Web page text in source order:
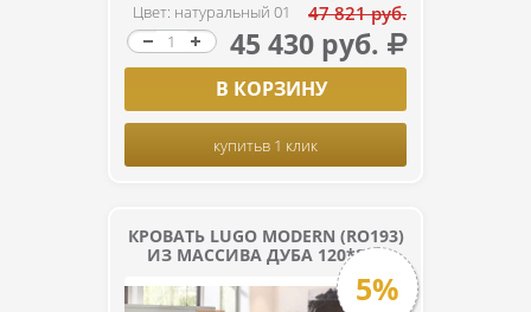
Цвет: натуральный 01 47 821 руб.
45 430 руб.
В КОРЗИНУ
купитьв 1 клик
КРОВАТЬ LUGO MODERN (RO193)
ИЗ МАССИВА ДУБА 120*200
5%